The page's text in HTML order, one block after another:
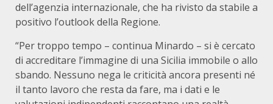
dell’agenzia internazionale, che ha rivisto da stabile a
positivo l’outlook della Regione.
“Per troppo tempo – continua Minardo – si è cercato
di accreditare l’immagine di una Sicilia immobile o allo
sbando. Nessuno nega le criticità ancora presenti né
il tanto lavoro che resta da fare, ma i dati e le